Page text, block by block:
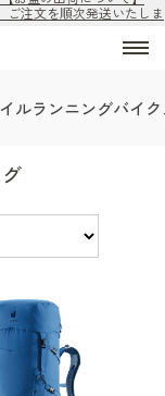
ご注文を順次発送いたしま
ルランニングバイク